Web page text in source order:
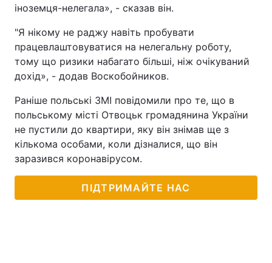
іноземця-нелегала», - сказав він.
"Я нікому не раджу навіть пробувати
працевлаштовуватися на нелегальну роботу,
тому що ризики набагато більші, ніж очікуваний
дохід», - додав Воскобойников.
Раніше польські ЗМІ повідомили про те, що в
польському місті Отвоцьк громадянина України
не пустили до квартири, яку він знімав ще з
кількома особами, коли дізналися, що він
заразився коронавірусом.
ПІДТРИМАЙТЕ НАС